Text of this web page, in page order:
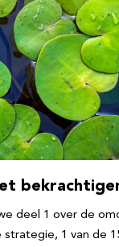
deel 1 over de
1 van de